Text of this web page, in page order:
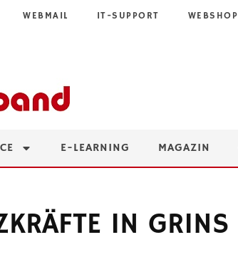
WEBMAIL IT-SUPPORT WEBSHOP
E-LEARNING MAGAZIN
IN GRINS